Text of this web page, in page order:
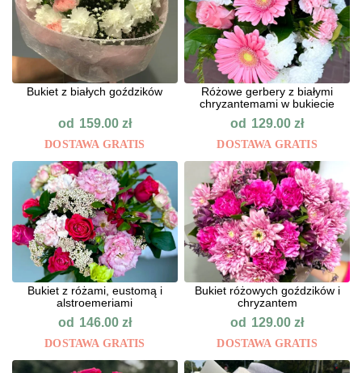
Bukiet z białych goździków
od 159.00 zł
DOSTAWA GRATIS
Różowe gerbery z białymi
chryzantemami w bukiecie
od 129.00zł
DOSTAWA GRATIS
Bukiet z różami, eustomą i
alstroemeriami
od 146.00 zł
DOSTAWA GRATIS
Bukiet różowych goździków i
chryzantem
od 129.00zł
DOSTAWA GRATIS